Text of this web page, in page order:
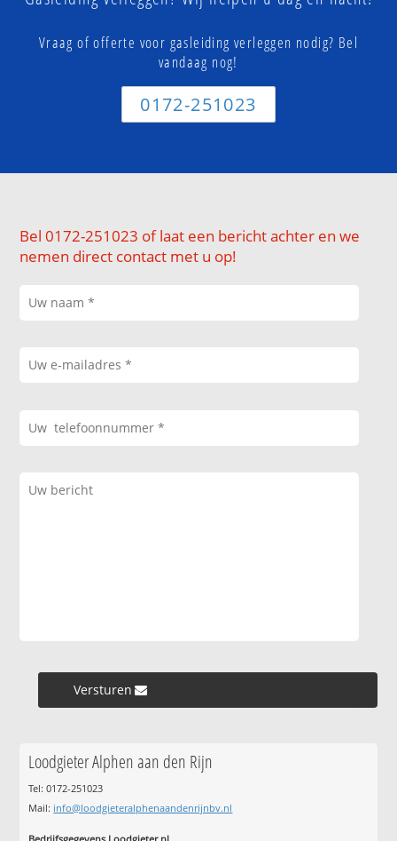
Vraag of offerte voor gasleiding verleggen nodig? Bel
vandaag nog!
0172-251023
Bel 0172-251023 of laat een bericht achter en we
nemen direct contact met u op!
Versturen »
Loodgieter Alphen aan den Rijn
Tel: 0172-251023
Mail: info@loodgieteralphenaandenrijnbv.nl